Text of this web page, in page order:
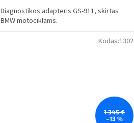
Diagnostikos adapteris GS-911, skirtas
BMW motociklams.
1 345 €
–13 %
Kodas:1302